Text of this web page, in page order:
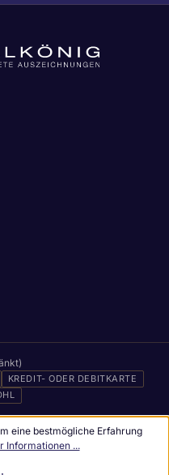
KREDIT- ODER DEBITKARTE
eine bestmögliche Erfahrung
Informationen ...